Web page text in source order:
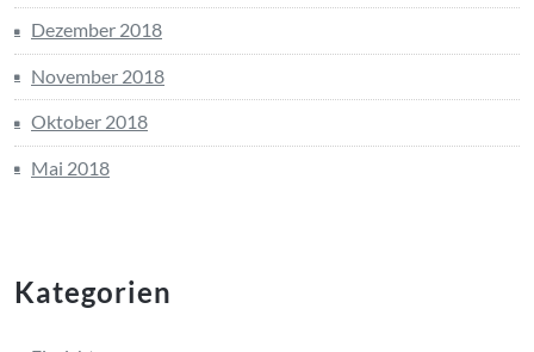
Dezember 2018
November 2018
Oktober 2018
Mai 2018
Kategorien